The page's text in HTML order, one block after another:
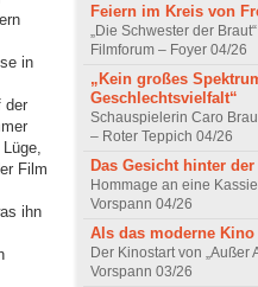
in
der
Film
ihn
Feiern im Kreis von
„Die Schwester der
Filmforum – Foyer 04/26
„Kein großes
Geschlechtsvielfalt“
Schauspielerin Caro
– Roter Teppich 04/26
Das Gesicht hinter
Hommage an eine
Vorspann 04/26
Als das moderne Kino
Der Kinostart von „Außer
Vorspann 03/26